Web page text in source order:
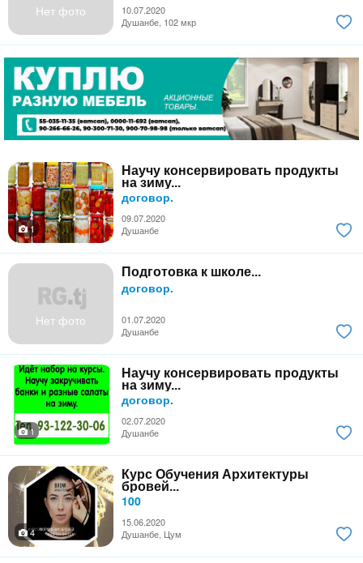
Нет фото
10.07.2020
Душанбе, 102 мкр
Научу консервировать продукты
на зиму...
договор.
09.07.2020
1
Душанбе
Нет фото
Подготовка к школе...
договор.
01.07.2020
Душанбе
Научу консервировать продукты
на зиму...
договор.
02.07.2020
1
Душанбе
Курс Обучения Архитектуры
бровей...
100
15.06.2020
4
Душанбе, Цум